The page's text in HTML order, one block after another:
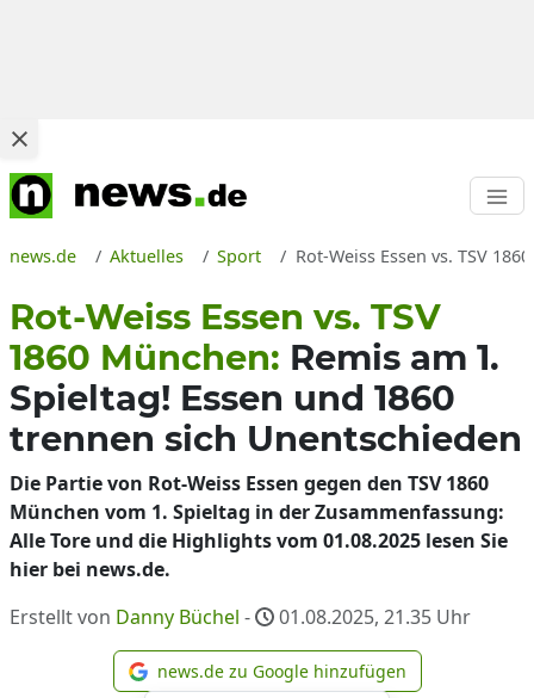
news.de Aktuelles Sport Rot-Weiss Essen vs. TSV
Rot-Weiss Essen vs. TSV
1860 München: Remis am 1.
Spieltag! Essen und 1860
trennen sich Unentschieden
Die Partie von Rot-Weiss Essen gegen den TSV 1860
München vom 1. Spieltag in der Zusammenfassung:
Alle Tore und die Highlights vom 01.08.2025 lesen Sie
hier bei news.de.
Erstellt von Danny Büchel - 01.08.2025, 21.35 Uhr
news.de zu Google
news.de zu Google hinzufügen